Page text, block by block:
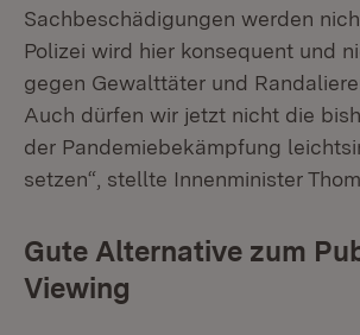
Sachbeschädigungen werden
Polizei wird hier konsequent und
gegen Gewalttäter und
Auch dürfen wir jetzt nicht die
der Pandemiebekämpfung
setzen“, stellte Innenminister
Gute Alternative zum
Viewing